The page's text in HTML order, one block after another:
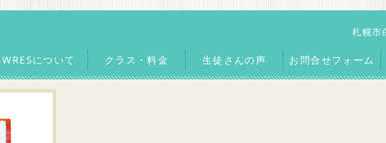
札幌市
WRESについて クラス・料金 生徒さんの声 お問合せフォーム